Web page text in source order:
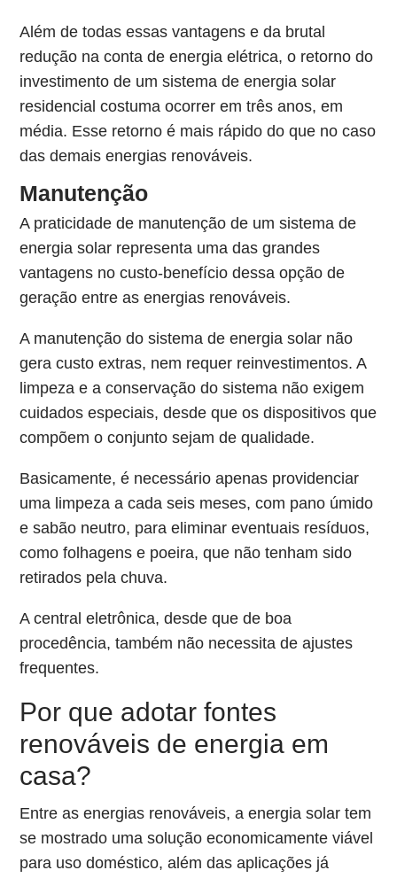
Além de todas essas vantagens e da brutal
redução na conta de energia elétrica, o retorno do
investimento de um sistema de energia solar
residencial costuma ocorrer em três anos, em
média. Esse retorno é mais rápido do que no caso
das demais energias renováveis.
Manutenção
A praticidade de manutenção de um sistema de
energia solar representa uma das grandes
vantagens no custo-benefício dessa opção de
geração entre as energias renováveis.
A manutenção do sistema de energia solar não
gera custo extras, nem requer reinvestimentos. A
limpeza e a conservação do sistema não exigem
cuidados especiais, desde que os dispositivos que
compõem o conjunto sejam de qualidade.
Basicamente, é necessário apenas providenciar
uma limpeza a cada seis meses, com pano úmido
e sabão neutro, para eliminar eventuais resíduos,
como folhagens e poeira, que não tenham sido
retirados pela chuva.
A central eletrônica, desde que de boa
procedência, também não necessita de ajustes
frequentes.
Por que adotar fontes
renováveis de energia em
casa?
Entre as energias renováveis, a energia solar tem
se mostrado uma solução economicamente viável
para uso doméstico, além das aplicações já